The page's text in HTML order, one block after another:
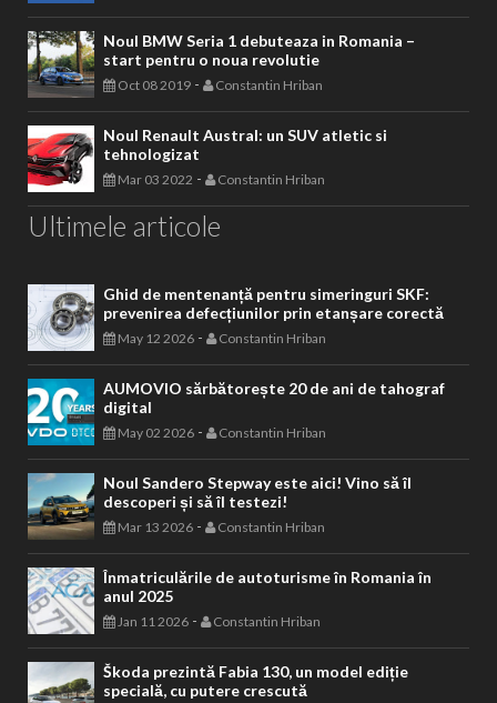
Noul BMW Seria 1 debuteaza in Romania –
start pentru o noua revolutie
Oct 08 2019 - Constantin Hriban
Noul Renault Austral: un SUV atletic si
tehnologizat
Mar 03 2022 - Constantin Hriban
Ultimele articole
Ghid de mentenanță pentru simeringuri SKF:
prevenirea defecțiunilor prin etanșare corectă
May 12 2026 - Constantin Hriban
AUMOVIO sărbătorește 20 de ani de tahograf
digital
May 02 2026 - Constantin Hriban
Noul Sandero Stepway este aici! Vino să îl
descoperi și să îl testezi!
Mar 13 2026 - Constantin Hriban
Înmatriculările de autoturisme în Romania în
anul 2025
Jan 11 2026 - Constantin Hriban
Škoda prezintă Fabia 130, un model ediție
specială, cu putere crescută